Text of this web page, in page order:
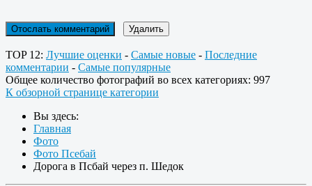
TOP 12: Лучшие оценки - Самые новые - Последние
комментарии - Самые популярные
Общее количество фотографий во всех категориях: 997
К обзорной странице категории
Вы здесь:
Главная
Фото
Фото Псебай
Дорога в Псбай через п. Шедок